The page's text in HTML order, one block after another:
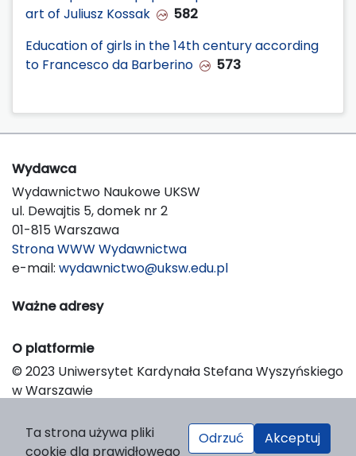
art of Juliusz Kossak
582
Education of girls in the 14th century according
to Francesco da Barberino
573
Wydawca
Wydawnictwo Naukowe UKSW
ul. Dewajtis 5, domek nr 2
01-815 Warszawa
Strona WWW Wydawnictwa
e-mail: wydawnictwo@uksw.edu.pl
Ważne adresy
O platformie
© 2023 Uniwersytet Kardynała Stefana Wyszyńskiego
w Warszawie
Platform & Workflow by OJS/PKP
Ta strona używa pliki
cookie dla prawidłowego
Odrzuć Akceptuj